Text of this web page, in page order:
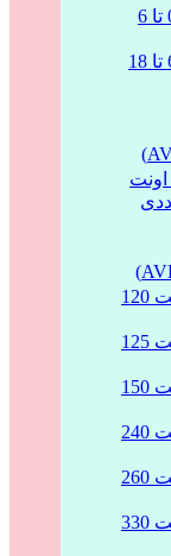
پستانک فریگ 0 تا 6
پستانک فریگ 6 تا 18
شیشه شیر اونت 120
شیشه شیر اونت 125
شیشه شیر اونت 150
شیشه شیر اونت 240
شیشه شیر اونت 260
شیشه شیر اونت 330